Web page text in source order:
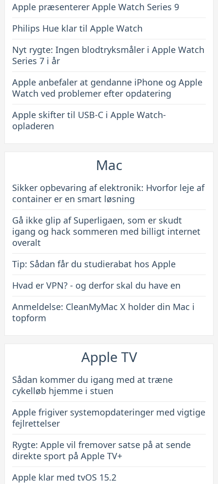
Apple præsenterer Apple Watch Series 9
Philips Hue klar til Apple Watch
Nyt rygte: Ingen blodtryksmåler i Apple Watch
Series 7 i år
Apple anbefaler at gendanne iPhone og Apple
Watch ved problemer efter opdatering
Apple skifter til USB-C i Apple Watch-
opladeren
Mac
Sikker opbevaring af elektronik: Hvorfor leje af
container er en smart løsning
Gå ikke glip af Superligaen, som er skudt
igang og hack sommeren med billigt internet
overalt
Tip: Sådan får du studierabat hos Apple
Hvad er VPN? - og derfor skal du have en
Anmeldelse: CleanMyMac X holder din Mac i
topform
Apple TV
Sådan kommer du igang med at træne
cykelløb hjemme i stuen
Apple frigiver systemopdateringer med vigtige
fejlrettelser
Rygte: Apple vil fremover satse på at sende
direkte sport på Apple TV+
Apple klar med tvOS 15.2